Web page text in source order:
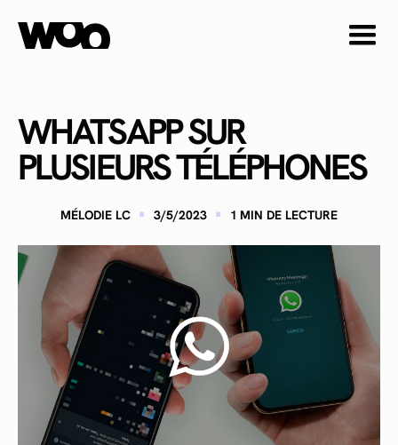
WHATSAPP SUR
PLUSIEURS TÉLÉPHONES
MÉLODIE LC · 3/5/2023 · 1 MIN DE LECTURE